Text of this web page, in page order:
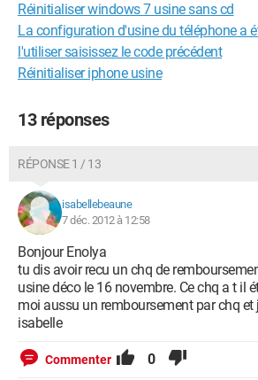
Réinitialiser windows 7 usine sans cd
La configuration d'usine du téléphone a
l'utiliser saisissez le code précédent
Réinitialiser iphone usine
13 réponses
RÉPONSE 1 / 13
isabellebeaune
7 déc. 2012 à 12:58
Bonjour Enolya
tu dis avoir recu un chq de
usine déco le 16 novembre. Ce chq a t il
moi aussu un remboursement par chq et
isabelle
Commenter 0